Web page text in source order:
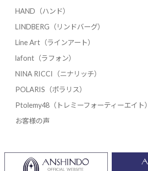
HAND（ハンド）
LINDBERG（リンドバーグ）
Line Art（ラインアート）
lafont（ラフォン）
NINA RICCI（ニナリッチ）
POLARIS（ポラリス）
Ptolemy48（トレミーフォーティーエイト）
お客様の声